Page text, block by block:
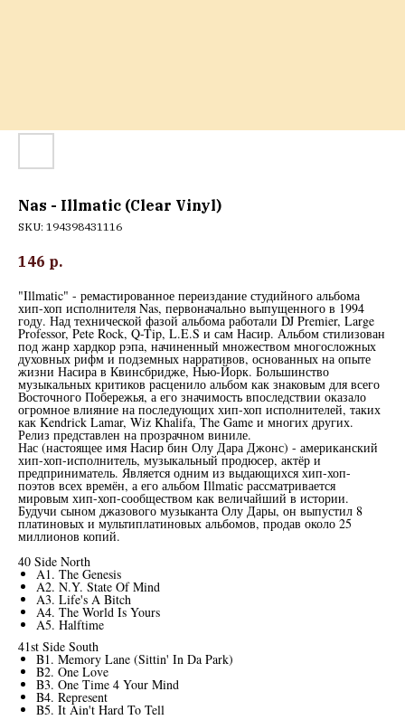
Nas - Illmatic (Clear Vinyl)
SKU: 194398431116
146 р.
"Illmatic" - ремастированное переиздание студийного альбома
хип-хоп исполнителя Nas, первоначально выпущенного в 1994
году. Над технической фазой альбома работали DJ Premier, Large
Professor, Pete Rock, Q-Tip, L.E.S и сам Насир. Альбом стилизован
под жанр хардкор рэпа, начиненный множеством многосложных
духовных рифм и подземных нарративов, основанных на опыте
жизни Насира в Квинсбридже, Нью-Йорк. Большинство
музыкальных критиков расценило альбом как знаковым для всего
Восточного Побережья, а его значимость впоследствии оказало
огромное влияние на последующих хип-хоп исполнителей, таких
как Kendrick Lamar, Wiz Khalifa, The Game и многих других.
Релиз представлен на прозрачном виниле.
Нас (настоящее имя Насир бин Олу Дара Джонс) - американский
хип-хоп-исполнитель, музыкальный продюсер, актёр и
предприниматель. Является одним из выдающихся хип-хоп-
поэтов всех времён, а его альбом Illmatic рассматривается
мировым хип-хоп-сообществом как величайший в истории.
Будучи сыном джазового музыканта Олу Дары, он выпустил 8
платиновых и мультиплатиновых альбомов, продав около 25
миллионов копий.
40 Side North
A1. The Genesis
A2. N.Y. State Of Mind
A3. Life's A Bitch
A4. The World Is Yours
A5. Halftime
41st Side South
B1. Memory Lane (Sittin' In Da Park)
B2. One Love
B3. One Time 4 Your Mind
B4. Represent
B5. It Ain't Hard To Tell